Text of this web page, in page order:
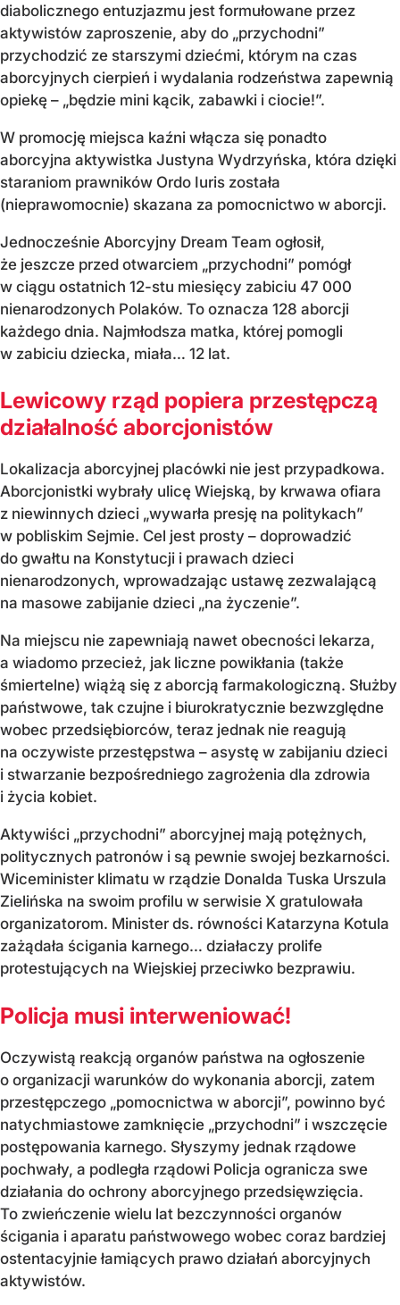
diabolicznego entuzjazmu jest formułowane przez
aktywistów zaproszenie, aby do „przychodni”
przychodzić ze starszymi dziećmi, którym na czas
aborcyjnych cierpień i wydalania rodzeństwa zapewnią
opiekę – „będzie mini kącik, zabawki i ciocie!”.
W promocję miejsca kaźni włącza się ponadto
aborcyjna aktywistka Justyna Wydrzyńska, która dzięki
staraniom prawników Ordo Iuris została
(nieprawomocnie) skazana za pomocnictwo w aborcji.
Jednocześnie Aborcyjny Dream Team ogłosił,
że jeszcze przed otwarciem „przychodni” pomógł
w ciągu ostatnich 12-stu miesięcy zabiciu 47 000
nienarodzonych Polaków. To oznacza 128 aborcji
każdego dnia. Najmłodsza matka, której pomogli
w zabiciu dziecka, miała… 12 lat.
Lewicowy rząd popiera przestępczą
działalność aborcjonistów
Lokalizacja aborcyjnej placówki nie jest przypadkowa.
Aborcjonistki wybrały ulicę Wiejską, by krwawa ofiara
z niewinnych dzieci „wywarła presję na politykach”
w pobliskim Sejmie. Cel jest prosty – doprowadzić
do gwałtu na Konstytucji i prawach dzieci
nienarodzonych, wprowadzając ustawę zezwalającą
na masowe zabijanie dzieci „na życzenie”.
Na miejscu nie zapewniają nawet obecności lekarza,
a wiadomo przecież, jak liczne powikłania (także
śmiertelne) wiążą się z aborcją farmakologiczną. Służby
państwowe, tak czujne i biurokratycznie bezwzględne
wobec przedsiębiorców, teraz jednak nie reagują
na oczywiste przestępstwa – asystę w zabijaniu dzieci
i stwarzanie bezpośredniego zagrożenia dla zdrowia
i życia kobiet.
Aktywiści „przychodni” aborcyjnej mają potężnych,
politycznych patronów i są pewnie swojej bezkarności.
Wiceminister klimatu w rządzie Donalda Tuska Urszula
Zielińska na swoim profilu w serwisie X gratulowała
organizatorom. Minister ds. równości Katarzyna Kotula
zażądała ścigania karnego… działaczy prolife
protestujących na Wiejskiej przeciwko bezprawiu.
Policja musi interweniować!
Oczywistą reakcją organów państwa na ogłoszenie
o organizacji warunków do wykonania aborcji, zatem
przestępczego „pomocnictwa w aborcji”, powinno być
natychmiastowe zamknięcie „przychodni” i wszczęcie
postępowania karnego. Słyszymy jednak rządowe
pochwały, a podległa rządowi Policja ogranicza swe
działania do ochrony aborcyjnego przedsięwzięcia.
To zwieńczenie wielu lat bezczynności organów
ścigania i aparatu państwowego wobec coraz bardziej
ostentacyjnie łamiących prawo działań aborcyjnych
aktywistów.